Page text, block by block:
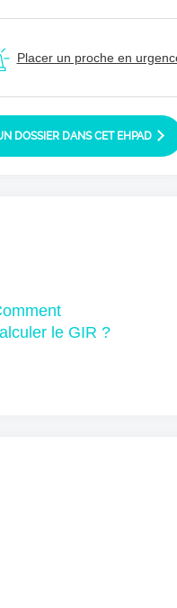
Placer un proche en
DOSSIER DANS CET EHPAD
le GIR ?